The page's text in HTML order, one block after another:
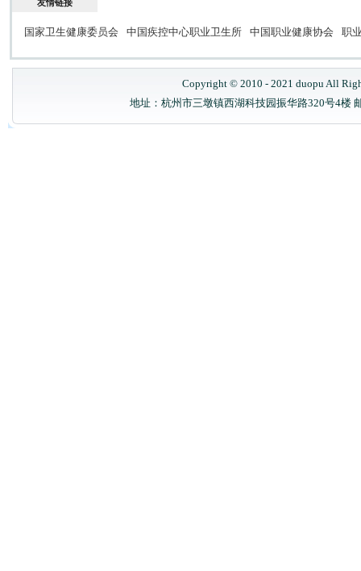
友情链接
国家卫生健康委员会 中国疾控中心职业卫生所 中国职业健康协会 职
Copyright © 2010 - 2021 duopu All
地址：杭州市三墩镇西湖科技园振华路320号4楼